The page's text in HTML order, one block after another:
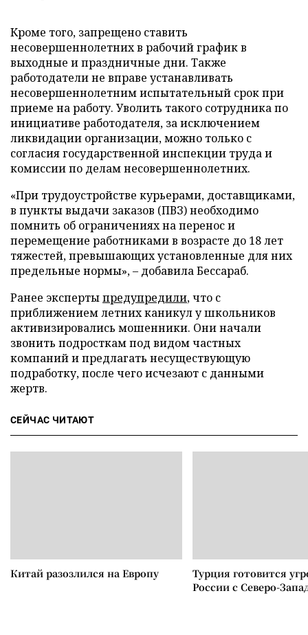
Кроме того, запрещено ставить
несовершеннолетних в рабочий график в
выходные и праздничные дни. Также
работодатели не вправе устанавливать
несовершеннолетним испытательный срок при
приеме на работу. Уволить такого сотрудника по
инициативе работодателя, за исключением
ликвидации организации, можно только с
согласия государственной инспекции труда и
комиссии по делам несовершеннолетних.
«При трудоустройстве курьерами, доставщиками,
в пункты выдачи заказов (ПВЗ) необходимо
помнить об ограничениях на перенос и
перемещение работниками в возрасте до 18 лет
тяжестей, превышающих установленные для них
предельные нормы», – добавила Бессараб.
Ранее экспертыпредупредили, что с
приближением летних каникул у школьников
активизировались мошенники. Они начали
звонить подросткам под видом частных
компаний и предлагать несуществующую
подработку, после чего исчезают с данными
жертв.
СЕЙЧАС ЧИТАЮТ
Китай разозлился на Европу
Турция готовится
России с Северо-